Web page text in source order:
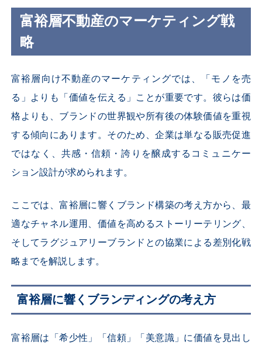
富裕層不動産のマーケティング戦
略
富裕層向け不動産のマーケティングでは、「モノを売
る」よりも「価値を伝える」ことが重要です。彼らは価
格よりも、ブランドの世界観や所有後の体験価値を重視
する傾向にあります。そのため、企業は単なる販売促進
ではなく、共感・信頼・誇りを醸成するコミュニケー
ション設計が求められます。
ここでは、富裕層に響くブランド構築の考え方から、最
適なチャネル運用、価値を高めるストーリーテリング、
そしてラグジュアリーブランドとの協業による差別化戦
略までを解説します。
富裕層に響くブランディングの考え方
富裕層は「希少性」「信頼」「美意識」に価値を見出し